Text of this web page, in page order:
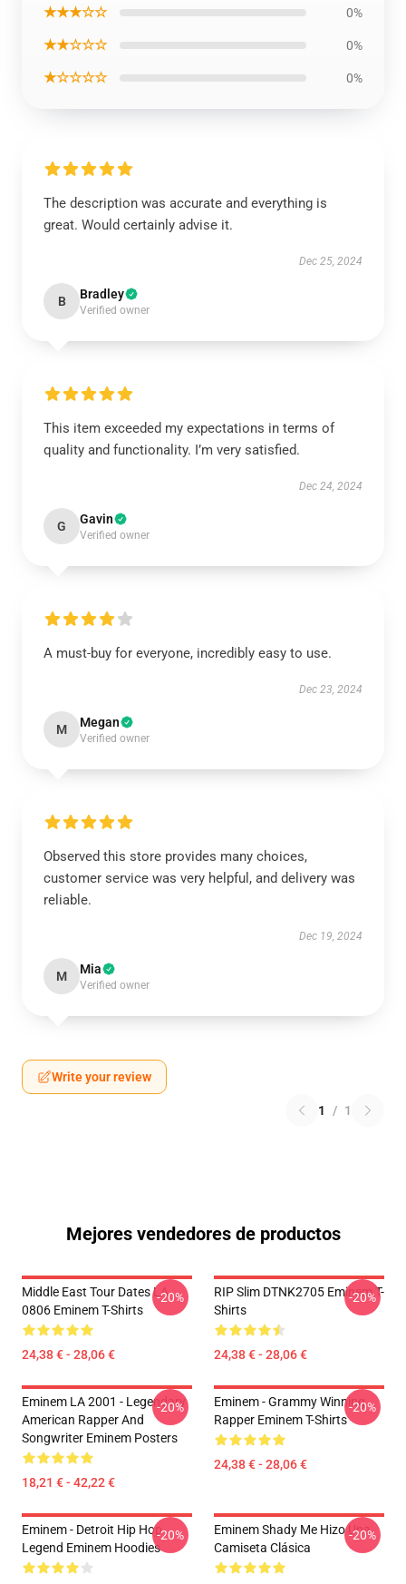
★★★☆☆ 0%
★★☆☆☆ 0%
★☆☆☆☆ 0%
The description was accurate and everything is
great. Would certainly advise it.
Dec 25, 2024
B Bradley
Verified owner
This item exceeded my expectations in terms of
quality and functionality. I’m very satisfied.
Dec 24, 2024
G Gavin
Verified owner
A must-buy for everyone, incredibly easy to use.
Dec 23, 2024
M Megan
Verified owner
Observed this store provides many choices,
customer service was very helpful, and delivery was
reliable.
Dec 19, 2024
M Mia
Verified owner
Write your review
1 / 1
Mejores vendedores de productos
Middle East Tour Dates LA
0806 Eminem T-Shirts
24,38 € - 28,06 €
-20%
RIP Slim DTNK2705 Eminem T-
Shirts
24,38 € - 28,06 €
-20%
Eminem LA 2001 - Legendary
American Rapper And
Songwriter Eminem Posters
18,21 € - 42,22 €
-20%
Eminem - Grammy Winning
Rapper Eminem T-Shirts
24,38 € - 28,06 €
-20%
Eminem - Detroit Hip Hop
Legend Eminem Hoodies
-20%
Eminem Shady Me Hizo Una
Camiseta Clásica
-20%